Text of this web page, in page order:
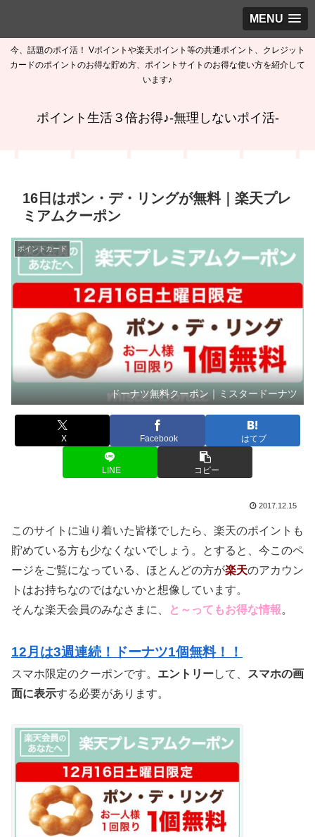
MENU
今、話題のポイ活！ Vポイントや楽天ポイント等の共通ポイント、クレジット
カードのポイントのお得な貯め方、ポイントサイトのお得な使い方を紹介して
います♪
ポイント生活３倍お得♪-無理しないポイ活-
16日はポン・デ・リングが無料｜楽天プレ
ミアムクーポン
ポイントカード
ドーナツ無料クーポン｜ミスタードーナツ
X Facebook はてブ
LINE コピー
2017.12.15
このサイトに辿り着いた皆様でしたら、楽天のポイントも
貯めている方も少なくないでしょう。とすると、今このペ
ージをご覧になっている、ほとんどの方が楽天のアカウン
トはお持ちなのではないかと想像しています。
そんな楽天会員のみなさまに、
と～ってもお得な情報。
12月は3週連続！ドーナツ1個無料！！
スマホ限定のクーポンです。 エントリーして、
スマホの画
面に表示する必要があります。